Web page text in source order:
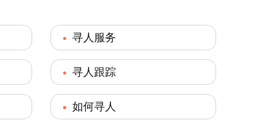
寻人服务
寻人跟踪
如何寻人